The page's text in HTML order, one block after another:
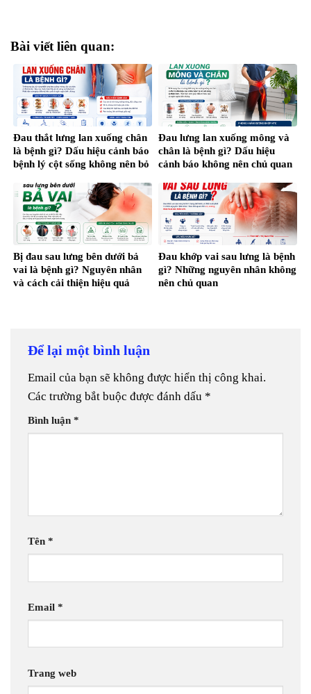
Bài viết liên quan:
Đau thắt lưng lan xuống chân
là bệnh gì? Dấu hiệu cảnh báo
bệnh lý cột sống không nên bỏ
Đau lưng lan xuống mông và
chân là bệnh gì? Dấu hiệu
cảnh báo không nên chủ quan
Bị đau sau lưng bên dưới bả
vai là bệnh gì? Nguyên nhân
và cách cải thiện hiệu quả
Đau khớp vai sau lưng là bệnh
gì? Những nguyên nhân không
nên chủ quan
Để lại một bình luận
Email của bạn sẽ không được hiển thị công khai.
Các trường bắt buộc được đánh dấu *
Bình luận *
Tên *
Email *
Trang web